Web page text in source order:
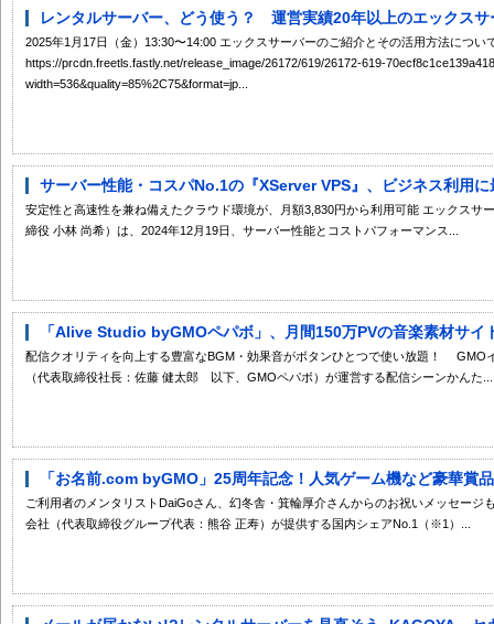
レンタルサーバー、どう使う？ 運営実績20年以上のエックスサ
2025年1月17日（金）13:30〜14:00 エックスサーバーのご紹介とその活用方法につい
https://prcdn.freetls.fastly.net/release_image/26172/619/26172-619-
width=536&quality=85%2C75&format=jp...
サーバー性能・コスパNo.1の『XServer VPS』、ビジネス利用
安定性と高速性を兼ね備えたクラウド環境が、月額3,830円から利用可能 エックスサ
締役 小林 尚希）は、2024年12月19日、サーバー性能とコストパフォーマンス...
「Alive Studio byGMOペパボ」、月間150万PVの音楽素材サイ
配信クオリティを向上する豊富なBGM・効果音がボタンひとつで使い放題！ GMO
（代表取締役社長：佐藤 健太郎 以下、GMOペパボ）が運営する配信シーンかんた...
「お名前.com byGMO」25周年記念！人気ゲーム機など豪華賞
ご利用者のメンタリストDaiGoさん、幻冬舎・箕輪厚介さんからのお祝いメッセー
会社（代表取締役グループ代表：熊谷 正寿）が提供する国内シェアNo.1（※1）...